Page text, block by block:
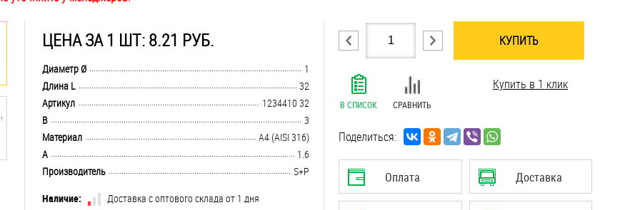
ЦЕНА ЗА 1 ШТ: 8.21 РУБ.
........................................................................................................................................................................................................
Диаметр Ø
1
........................................................................................................................................................................................................
Длина L
32
........................................................................................................................................................................................................
Артикул
1234410 32
........................................................................................................................................................................................................
B
3
........................................................................................................................................................................................................
Материал
A4 (AISI 316)
........................................................................................................................................................................................................
A
1.6
........................................................................................................................................................................................................
Производитель
S+P
Наличие:
Доставка с оптового склада от 1 дня
КУПИТЬ
В СПИСОК СРАВНИТЬ
Купить в 1 клик
Поделиться:
Оплата Доставка